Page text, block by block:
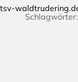
Schlagwörter:
tsv-